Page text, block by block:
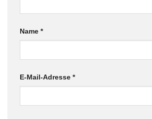
Name *
E-Mail-Adresse *